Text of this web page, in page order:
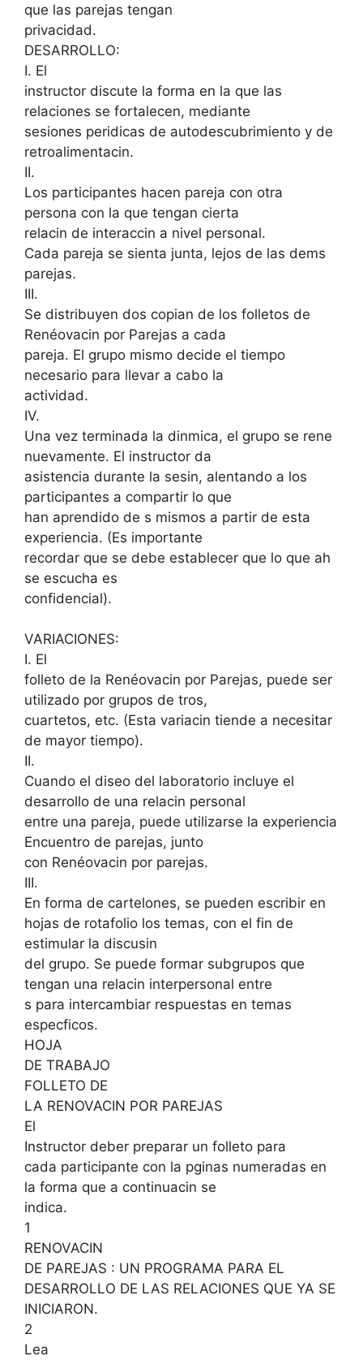
que las parejas tengan
privacidad.
DESARROLLO:
I. El
instructor discute la forma en la que las
relaciones se fortalecen, mediante
sesiones peridicas de autodescubrimiento y de
retroalimentacin.
II.
Los participantes hacen pareja con otra
persona con la que tengan cierta
relacin de interaccin a nivel personal.
Cada pareja se sienta junta, lejos de las dems
parejas.
III.
Se distribuyen dos copian de los folletos de
Renéovacin por Parejas a cada
pareja. El grupo mismo decide el tiempo
necesario para llevar a cabo la
actividad.
IV.
Una vez terminada la dinmica, el grupo se rene
nuevamente. El instructor da
asistencia durante la sesin, alentando a los
participantes a compartir lo que
han aprendido de s mismos a partir de esta
experiencia. (Es importante
recordar que se debe establecer que lo que ah
se escucha es
confidencial).
VARIACIONES:
I. El
folleto de la Renéovacin por Parejas, puede ser
utilizado por grupos de tros,
cuartetos, etc. (Esta variacin tiende a necesitar
de mayor tiempo).
II.
Cuando el diseo del laboratorio incluye el
desarrollo de una relacin personal
entre una pareja, puede utilizarse la experiencia
Encuentro de parejas, junto
con Renéovacin por parejas.
III.
En forma de cartelones, se pueden escribir en
hojas de rotafolio los temas, con el fin de
estimular la discusin
del grupo. Se puede formar subgrupos que
tengan una relacin interpersonal entre
s para intercambiar respuestas en temas
especficos.
HOJA
DE TRABAJO
FOLLETO DE
LA RENOVACIN POR PAREJAS
El
Instructor deber preparar un folleto para
cada participante con la pginas numeradas en
la forma que a continuacin se
indica.
1
RENOVACIN
DE PAREJAS : UN PROGRAMA PARA EL
DESARROLLO DE LAS RELACIONES QUE YA SE
INICIARON.
2
Lea